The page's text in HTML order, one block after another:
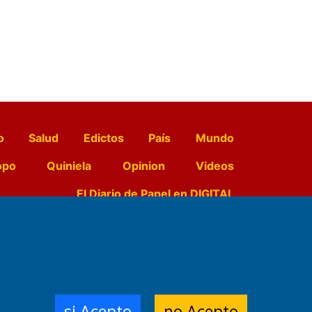
Salud Edictos País
Mundo
Quiniela Opinion
Videos
El Diario de Papel en DIGITAL